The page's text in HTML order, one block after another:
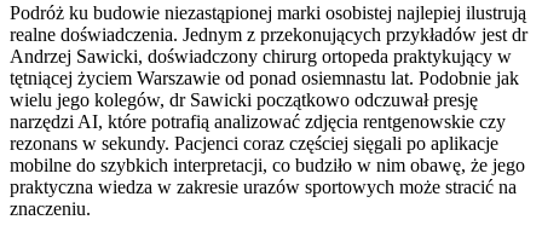
Podróż ku budowie niezastąpionej marki osobistej najlepiej ilustrują
realne doświadczenia. Jednym z przekonujących przykładów jest dr
Andrzej Sawicki, doświadczony chirurg ortopeda praktykujący w
tętniącej życiem Warszawie od ponad osiemnastu lat. Podobnie jak
wielu jego kolegów, dr Sawicki początkowo odczuwał presję
narzędzi AI, które potrafią analizować zdjęcia rentgenowskie czy
rezonans w sekundy. Pacjenci coraz częściej sięgali po aplikacje
mobilne do szybkich interpretacji, co budziło w nim obawę, że jego
praktyczna wiedza w zakresie urazów sportowych może stracić na
znaczeniu.